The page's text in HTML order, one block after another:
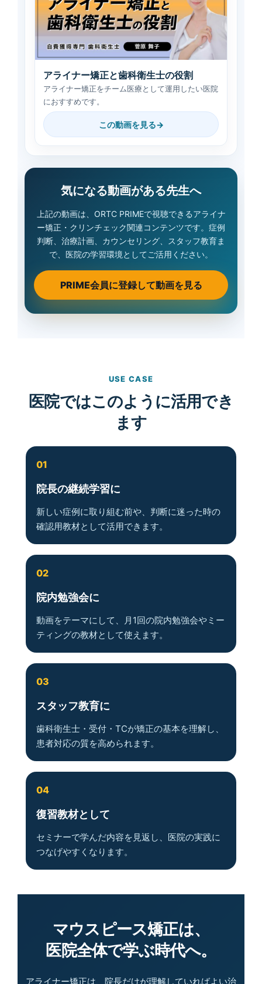
アライナー矯正と歯科衛生士の役割
アライナー矯正をチーム医療として運用したい医院
におすすめです。
この動画を見る
気になる動画がある先生へ
上記の動画は、ORTC PRIMEで視聴できるアライナ
ー矯正・クリンチェック関連コンテンツです。症例
判断、治療計画、カウンセリング、スタッフ教育ま
で、医院の学習環境としてご活用ください。
PRIME会員に登録して動画を見る
USE CASE
医院ではこのように活用でき
ます
01
院長の継続学習に
新しい症例に取り組む前や、判断に迷った時の
確認用教材として活用できます。
02
院内勉強会に
動画をテーマにして、月1回の院内勉強会やミー
ティングの教材として使えます。
03
スタッフ教育に
歯科衛生士・受付・TCが矯正の基本を理解し、
患者対応の質を高められます。
04
復習教材として
セミナーで学んだ内容を見返し、医院の実践に
つなげやすくなります。
マウスピース矯正は、
医院全体で学ぶ時代へ。
アライナー矯正は、院長だけが理解していればよい治